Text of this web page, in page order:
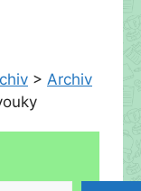
> Archiv